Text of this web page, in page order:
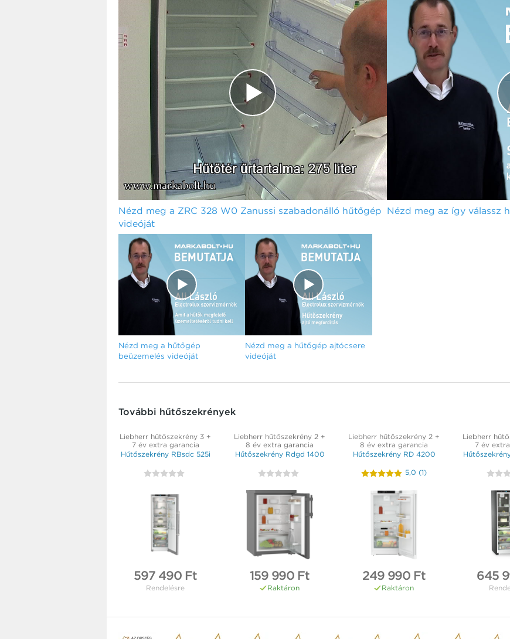
Nézd meg a ZRC 328 W0 Zanussi szabadonálló hűtőgép
videóját
Nézd meg az így válassz
Nézd meg a hűtőgép
beüzemelés videóját
Nézd meg a hűtőgép ajtócsere
videóját
További hűtőszekrények
Liebherr hűtőszekrény 3 +
7 év extra garancia
Hűtőszekrény RBsdc 525i
597 490 Ft
Rendelésre
Liebherr hűtőszekrény 2 +
8 év extra garancia
Hűtőszekrény Rdgd 1400
159 990 Ft
Raktáron
Liebherr hűtőszekrény 2 +
8 év extra garancia
Hűtőszekrény RD 4200
5,0 (1)
249 990 Ft
Raktáron
Liebherr
7 év
645